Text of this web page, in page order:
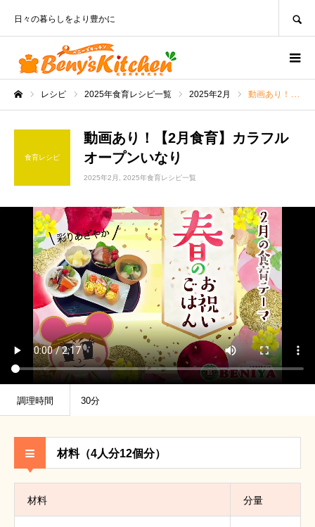
日々の暮らしをより豊かに
レシピ 2025年食育レシピ一覧 2025年2月 動画あり！【2月食育】カラフルオープンいなり
食育レシピ
動画あり！【2月食育】カラフル
オープンいなり
2025年2月 2025年食育レシピ一覧
調理時間 30分
材料（4人分12個分）
材料 分量